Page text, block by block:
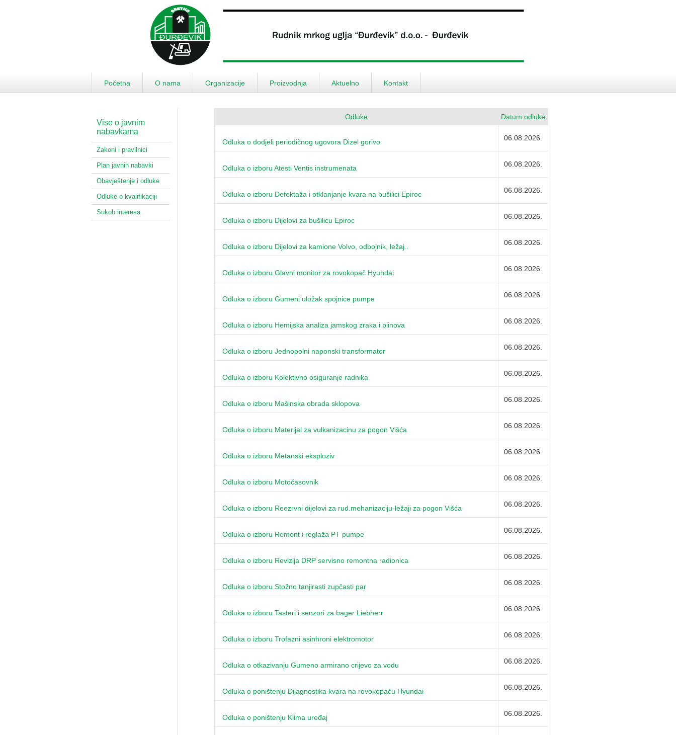
Početna O nama Organizacije Proizvodnja Aktuelno Kontakt
Vise o javnim
nabavkama
Zakoni i pravilnici
Plan javnih nabavki
Obavještenje i odluke
Odluke o kvalifikaciji
Sukob interesa
Odluke Datum odluke
Odluka o dodjeli periodičnog ugovora Dizel gorivo 06.08.2026.
Odluka o izboru Atesti Ventis instrumenata 06.08.2026.
Odluka o izboru Defektaža i otklanjanje kvara na bušilici Epiroc 06.08.2026.
Odluka o izboru Dijelovi za bušilicu Epiroc 06.08.2026.
Odluka o izboru Dijelovi za kamione Volvo, odbojnik, ležaj.. 06.08.2026.
Odluka o izboru Glavni monitor za rovokopač Hyundai 06.08.2026.
Odluka o izboru Gumeni uložak spojnice pumpe 06.08.2026.
Odluka o izboru Hemijska analiza jamskog zraka i plinova 06.08.2026.
Odluka o izboru Jednopolni naponski transformator 06.08.2026.
Odluka o izboru Kolektivno osiguranje radnika 06.08.2026.
Odluka o izboru Mašinska obrada sklopova 06.08.2026.
Odluka o izboru Materijal za vulkanizacinu za pogon Višća 06.08.2026.
Odluka o izboru Metanski eksploziv 06.08.2026.
Odluka o izboru Motočasovnik 06.08.2026.
Odluka o izboru Reezrvni dijelovi za rud.mehanizaciju-ležaji za pogon Višća 06.08.2026.
Odluka o izboru Remont i reglaža PT pumpe 06.08.2026.
Odluka o izboru Revizija DRP servisno remontna radionica 06.08.2026.
Odluka o izboru Stožno tanjirasti zupčasti par 06.08.2026.
Odluka o izboru Tasteri i senzori za bager Liebherr 06.08.2026.
Odluka o izboru Trofazni asinhroni elektromotor 06.08.2026.
Odluka o otkazivanju Gumeno armirano crijevo za vodu 06.08.2026.
Odluka o poništenju Dijagnostika kvara na rovokopaču Hyundai 06.08.2026.
Odluka o poništenju Klima uređaj 06.08.2026.